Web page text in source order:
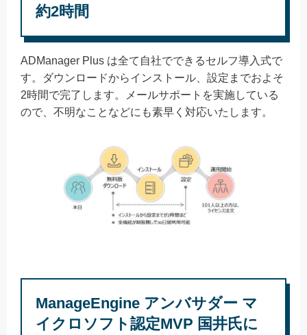
約2時間
ADManager Plus は全て自社でできるセルフ導入式で
す。ダウンロードからインストール、設定までおよそ
2時間で完了します。メールサポートを実施している
ので、不明なことなどにも素早く対応いたします。
ManageEngine アンバサダー マ
イクロソフト認定MVP 国井氏に